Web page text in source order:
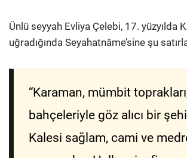
Ünlü seyyah Evliya Çelebi, 17. yüzyılda
uğradığında Seyahatnâme’sine şu
“Karaman, mümbit
bahçeleriyle göz alıcı bir
Kalesi sağlam, cami ve